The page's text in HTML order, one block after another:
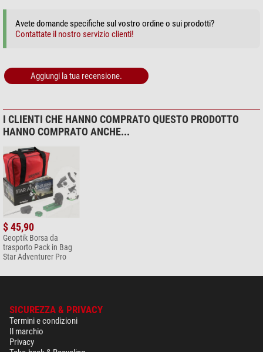
precedente dell'attuale EAF!
Avete domande specifiche sul vostro ordine o sui prodotti?
Contattate il nostro servizio clienti!
Aggiungi la tua recensione.
I CLIENTI CHE HANNO COMPRATO QUESTO PRODOTTO
HANNO COMPRATO ANCHE...
$ 45,90
Geoptik Borsa da
trasporto Pack in Bag
Star Adventurer Pro
SICUREZZA & PRIVACY
Termini e condizioni
Il marchio
Privacy